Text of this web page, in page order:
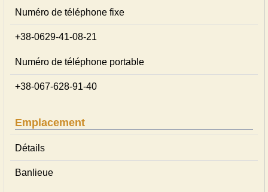
Numéro de téléphone fixe
+38-0629-41-08-21
Numéro de téléphone portable
+38-067-628-91-40
Emplacement
Détails
Banlieue